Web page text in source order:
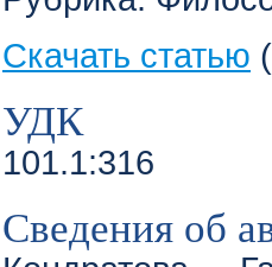
Скачать статью
УДК
101.1:316
Сведения об